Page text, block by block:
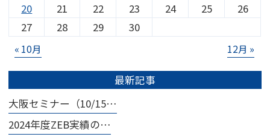
« 10月 12月 »
20
21 22 23 24 25
26
27
28 29 30
最新記事
大阪セミナー（10/15…
2024年度ZEB実績の…